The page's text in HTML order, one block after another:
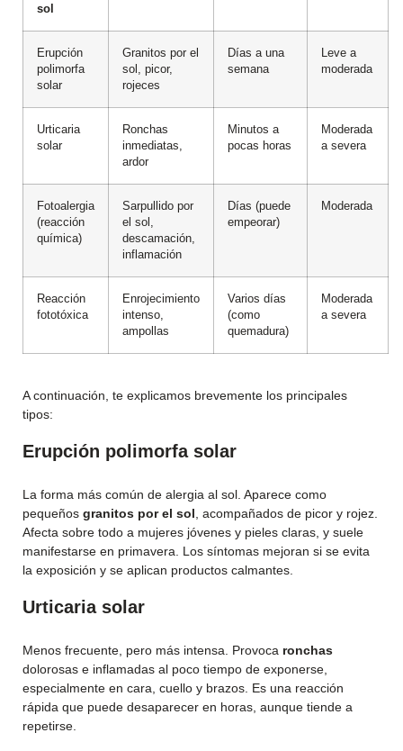
sol
Erupción
polimorfa
solar
Granitos por el
sol, picor,
rojeces
Días a una
semana
Leve a
moderada
Urticaria
solar
Ronchas
inmediatas,
ardor
Minutos a
pocas horas
Moderada
a severa
Fotoalergia
(reacción
química)
Sarpullido por
el sol,
descamación,
inflamación
Días (puede
empeorar)
Moderada
Reacción
fototóxica
Enrojecimiento
intenso,
ampollas
Varios días
(como
quemadura)
Moderada
a severa
A continuación, te explicamos brevemente los principales
tipos:
Erupción polimorfa solar
La forma más común de alergia al sol. Aparece como
pequeños granitos por el sol , acompañados de picor y rojez.
Afecta sobre todo a mujeres jóvenes y pieles claras, y suele
manifestarse en primavera. Los síntomas mejoran si se evita
la exposición y se aplican productos calmantes.
Urticaria solar
Menos frecuente, pero más intensa. Provoca ronchas
dolorosas e inflamadas al poco tiempo de exponerse,
especialmente en cara, cuello y brazos. Es una reacción
rápida que puede desaparecer en horas, aunque tiende a
repetirse.